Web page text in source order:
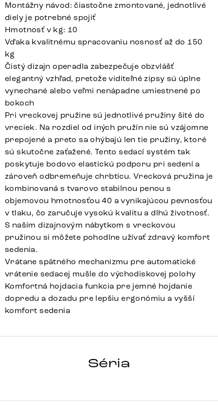
Montážny návod: čiastočne zmontované, jednotlivé
diely je potrebné spojiť
Hmotnosť v kg: 10
Vďaka kvalitnému spracovaniu nosnosť až do 150
kg
Čistý dizajn operadla zabezpečuje obzvlášť
elegantný vzhľad, pretože viditeľné zipsy sú úplne
vynechané alebo veľmi nenápadne umiestnené po
bokoch
Pri vreckovej pružine sú jednotlivé pružiny šité do
vreciek. Na rozdiel od iných pružín nie sú vzájomne
prepojené a preto sa ohýbajú len tie pružiny, ktoré
sú skutočne zaťažené. Tento sedací systém tak
poskytuje bodovo elastickú podporu pri sedení a
zároveň odbremeňuje chrbticu. Vrecková pružina je
kombinovaná s tvarovo stabilnou penou s
objemovou hmotnosťou 40 a vynikajúcou pevnosťou
v tlaku, čo zaručuje vysokú kvalitu a dlhú životnosť.
S naším dizajnovým nábytkom s vreckovou
pružinou si môžete pohodlne užívať zdravý komfort
sedenia.
Vrátane spätného mechanizmu pre automatické
vrátenie sedacej mušle do východiskovej polohy
Komfortná hojdacia funkcia pre jemné hojdanie
dopredu a dozadu pre lepšiu ergonómiu a vyšší
komfort sedenia
Séria
YAGO-FLEX